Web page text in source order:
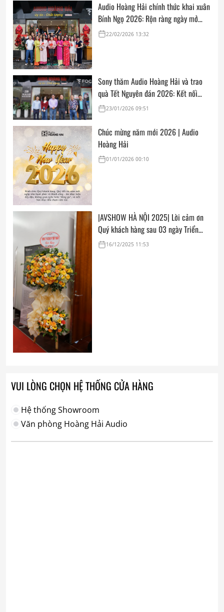
Audio Hoàng Hải chính thức khai xuân
Bính Ngọ 2026: Rộn ràng ngày mở
cửa, trọn vẹn lời chúc đầu năm
22/02/2026 13:32
Sony thăm Audio Hoàng Hải và trao
quà Tết Nguyên đán 2026: Kết nối
thân tình, sẵn sàng cho mùa mua sắm
23/01/2026 09:51
Chúc mừng năm mới 2026 | Audio
Hoàng Hải
01/01/2026 00:10
|AVSHOW HÀ NỘI 2025| Lời cảm ơn
Quý khách hàng sau 03 ngày Triển
lãm16/12/2025 11:53
VUI LÒNG CHỌN HỆ THỐNG CỬA HÀNG
Hệ thống Showroom
Văn phòng Hoàng Hải Audio